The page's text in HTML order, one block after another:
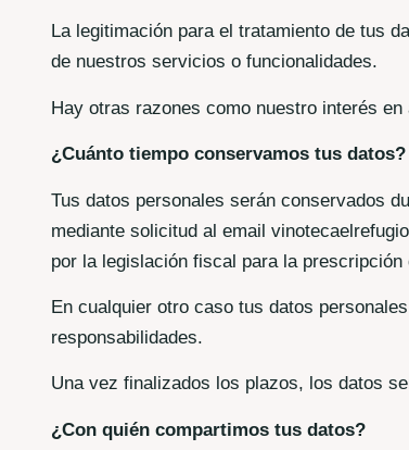
La legitimación para el tratamiento de tus
de nuestros servicios o funcionalidades.
Hay otras razones como nuestro interés
¿Cuánto tiempo conservamos tus datos?
Tus datos personales serán conservados
mediante solicitud al email
por la legislación fiscal para la
En cualquier otro caso tus datos
responsabilidades.
Una vez finalizados los plazos, los datos
¿Con quién compartimos tus datos?